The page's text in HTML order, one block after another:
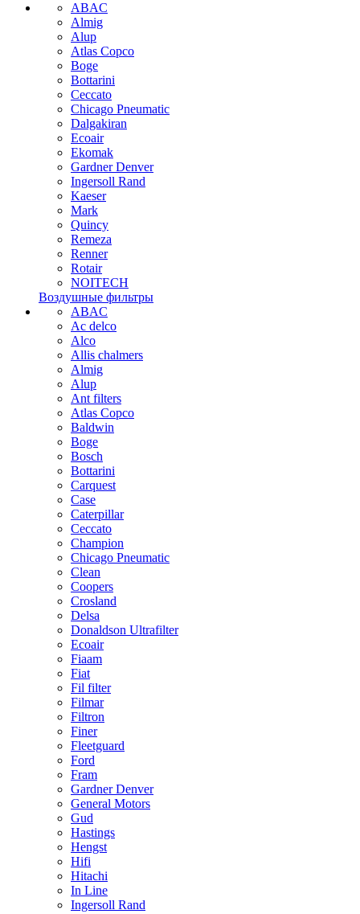
ABAC
Almig
Alup
Atlas Copco
Boge
Bottarini
Ceccato
Chicago Pneumatic
Dalgakiran
Ecoair
Ekomak
Gardner Denver
Ingersoll Rand
Kaeser
Mark
Quincy
Remeza
Renner
Rotair
NOITECH
Воздушные фильтры
ABAC
Ac delco
Alco
Allis chalmers
Almig
Alup
Ant filters
Atlas Copco
Baldwin
Boge
Bosch
Bottarini
Carquest
Case
Caterpillar
Ceccato
Champion
Chicago Pneumatic
Clean
Coopers
Crosland
Delsa
Donaldson Ultrafilter
Ecoair
Fiaam
Fiat
Fil filter
Filmar
Filtron
Finer
Fleetguard
Ford
Fram
Gardner Denver
General Motors
Gud
Hastings
Hengst
Hifi
Hitachi
In Line
Ingersoll Rand